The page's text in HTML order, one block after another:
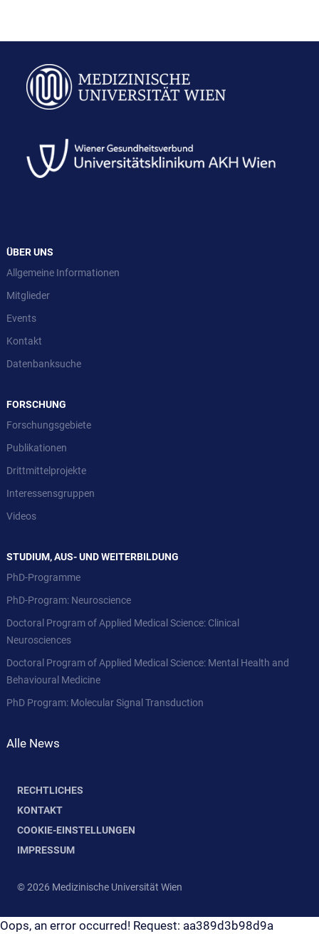
ÜBER UNS
Allgemeine Informationen
Mitglieder
Events
Kontakt
Datenbanksuche
FORSCHUNG
Forschungsgebiete
Publikationen
Drittmittelprojekte
Interessensgruppen
Videos
STUDIUM, AUS- UND WEITERBILDUNG
PhD-Programme
PhD-Program: Neuroscience
Doctoral Program of Applied Medical Science: Clinical
Neurosciences
Doctoral Program of Applied Medical Science: Mental Health and
Behavioural Medicine
PhD Program: Molecular Signal Transduction
Alle News
RECHTLICHES
KONTAKT
COOKIE-EINSTELLUNGEN
IMPRESSUM
© 2026 Medizinische Universität Wien
Oops, an error occurred! Request: aa389d3b98d9a